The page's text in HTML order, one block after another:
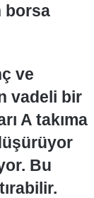
borsa
ve
vadeli bir
A takıma
Bu